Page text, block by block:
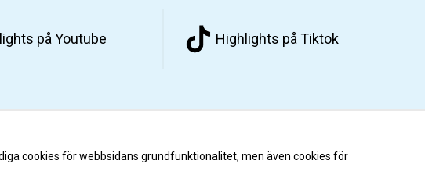
på Youtube Highlights på Tiktok
cookies för webbsidans grundfunktionalitet, men även cookies för